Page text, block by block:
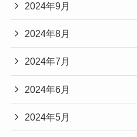
2024年9月
2024年8月
2024年7月
2024年6月
2024年5月